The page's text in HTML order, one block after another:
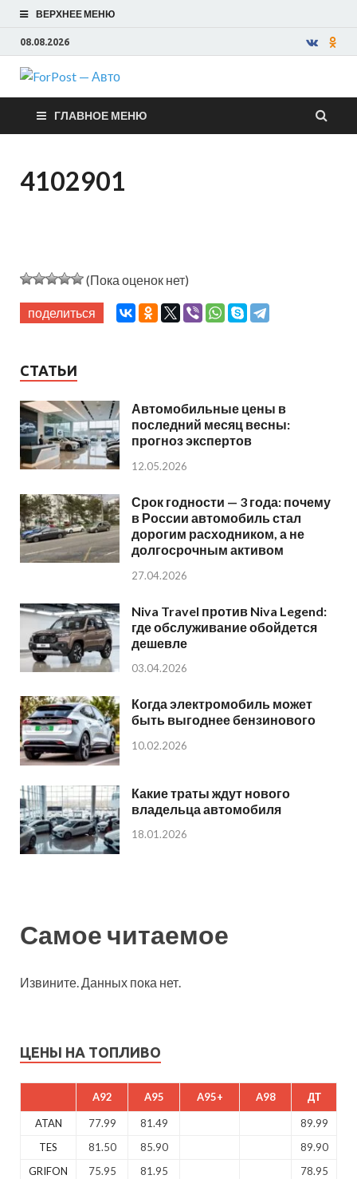
ВЕРХНЕЕ МЕНЮ
08.08.2026
ForPost —
Авто
ГЛАВНОЕ МЕНЮ
4102901
(Пока оценок нет)
поделиться
СТАТЬИ
Автомобильные цены в
последний месяц весны:
прогноз экспертов
12.05.2026
Срок годности — 3 года: почему
в России автомобиль стал
дорогим расходником, а не
долгосрочным активом
27.04.2026
Niva Travel против Niva Legend:
где обслуживание обойдется
дешевле
03.04.2026
Когда электромобиль может
быть выгоднее бензинового
10.02.2026
Какие траты ждут нового
владельца автомобиля
18.01.2026
Самое читаемое
Извините. Данных пока нет.
ЦЕНЫ НА ТОПЛИВО
A92 A95 A95+ A98 ДТ
ATAN 77.99 81.49
89.99
TES
81.50 85.90
89.90
GRIFON
75.95 81.95 78.95